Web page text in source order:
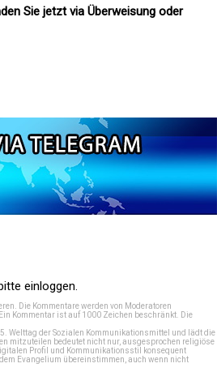
Sie jetzt via Überweisung oder
einloggen.
. Die Kommentare werden von Moderatoren
Kommentar ist auf 1000 Zeichen beschränkt. Die
Welttag der Sozialen Kommunikationsmittel und lädt die
mitzuteilen bedeutet nicht nur, ausgesprochen religiöse
Profil und Kommunikationsstil konsequent
Evangelium übereinstimmen, auch wenn nicht